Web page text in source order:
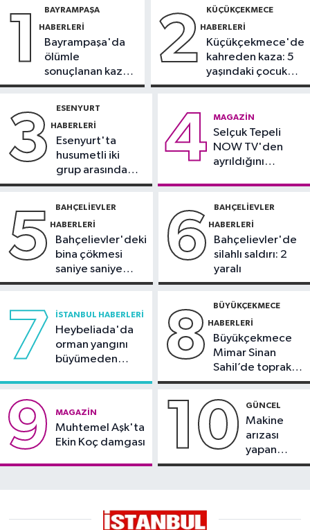
2026’da yer alacak takımlar belli
Fatih Haberleri
çeşmeleri birer birer ayağa
Avrupa Şampiyonası'na Riva'da
hazırlanıyor
sırasında 2 bina tahliye edildi
1 BAYRAMPAŞA
HABERLERI
Bayrampaşa'da
ölümle
sonuçlanan kaza:
Sürücü
2 KÜÇÜKÇEKMECE
HABERLERI
Küçükçekmece'de
kahreden kaza: 5
yaşındaki çocuk
yoğun bakımda
3 ESENYURT
HABERLERI
Esenyurt'ta
husumetli iki
grup arasında
silahlı kavga
4 MAGAZIN
Selçuk Tepeli
NOW TV'den
ayrıldığını
5 BAHÇELIEVLER
HABERLERI
Bahçelievler'deki
bina çökmesi
saniye saniye
görüntülendi
6 BAHÇELIEVLER
HABERLERI
Bahçelievler'de
silahlı saldırı: 2
yaralı
7 İSTANBUL HABERLERI
Heybeliada'da
orman yangını
büyümeden
8 BÜYÜKÇEKMECE
HABERLERI
Büyükçekmece
Mimar Sinan
Sahil’de toprak
kayması
9 MAGAZIN
Muhtemel Aşk'ta
Ekin Koç damgası
10 GÜNCEL
Makine
arızası
yapan
tanker,
alındı